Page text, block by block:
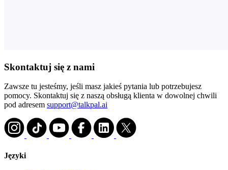
Skontaktuj się z nami
Zawsze tu jesteśmy, jeśli masz jakieś pytania lub potrzebujesz
pomocy. Skontaktuj się z naszą obsługą klienta w dowolnej chwili
pod adresem support@talkpal.ai
Języki